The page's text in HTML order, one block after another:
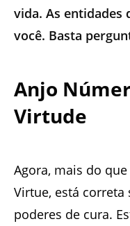
vida. As entidades
você. Basta
Anjo
Virtude
Agora, mais do
Virtue, está correta
poderes de cura.